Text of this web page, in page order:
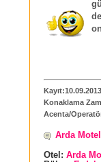
Konaklama
Acenta/
Arda
Otel: Arda